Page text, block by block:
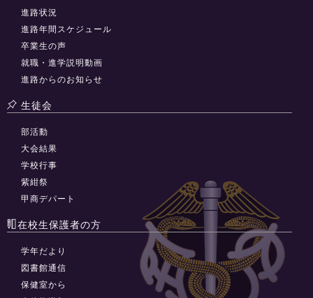
進路状況
進路年間スケジュール
卒業生の声
就職・進学説明動画
進路からのお知らせ
生徒会
部活動
大会結果
学校行事
紫紺祭
甲商デパート
在校生保護者の方
学年だより
図書館通信
保健室から